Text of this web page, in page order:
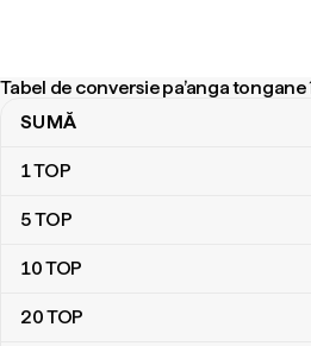
Tabel de conversie pa’anga
Tabel de conversie pa’anga tongane
SUMĂ
1TOP
5TOP
10TOP
20TOP